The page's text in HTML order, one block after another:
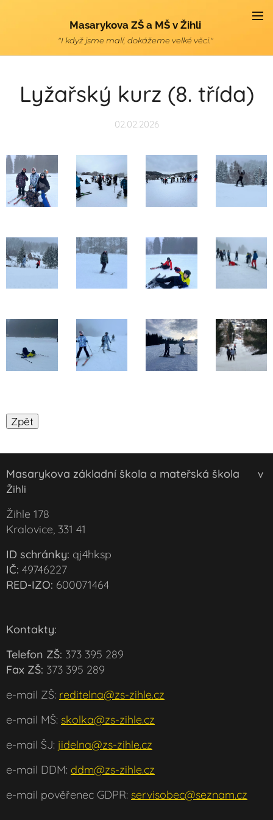
Masarykova ZŠ a MŠ v Žihli
"I když jsme malí, dokážeme velké věci."
Lyžařský kurz (8. třída)
02.02.2026
Masarykova základní škola a mateřská škola v
Žihli
Žihle 178
Kralovice, 331 41
ID schránky: qj4hksp
IČ: 49746227
RED-IZO: 600071464
Kontakty:
Telefon ZŠ: 373 395 289
Fax ZŠ: 373 395 289
e-mail ZŠ: reditelna@zs-zihle.cz
e-mail MŠ: skolka@zs-zihle.cz
e-mail ŠJ: jidelna@zs-zihle.cz
e-mail DDM: ddm@zs-zihle.cz
e-mail pověřenec GDPR: servisobec@seznam.cz